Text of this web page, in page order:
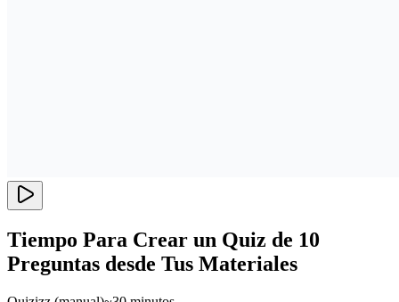
Tiempo Para Crear un Quiz de 10
Preguntas desde Tus Materiales